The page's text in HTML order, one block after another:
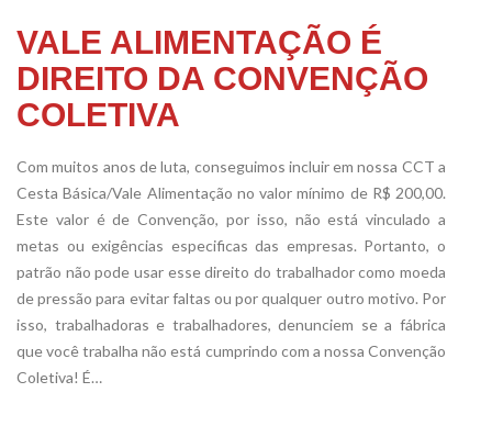
VALE ALIMENTAÇÃO É
DIREITO DA CONVENÇÃO
COLETIVA
Com muitos anos de luta, conseguimos incluir em nossa CCT a
Cesta Básica/Vale Alimentação no valor mínimo de R$ 200,00.
Este valor é de Convenção, por isso, não está vinculado a
metas ou exigências especificas das empresas. Portanto, o
patrão não pode usar esse direito do trabalhador como moeda
de pressão para evitar faltas ou por qualquer outro motivo. Por
isso, trabalhadoras e trabalhadores, denunciem se a fábrica
que você trabalha não está cumprindo com a nossa Convenção
Coletiva! É…